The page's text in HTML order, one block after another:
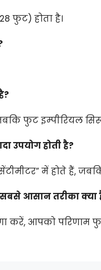
फुट) होता है।
फुट इम्पीरियल
उपयोग होती है?
में होते हैं,
आसान तरीका क्या
करें, आपको परिणाम